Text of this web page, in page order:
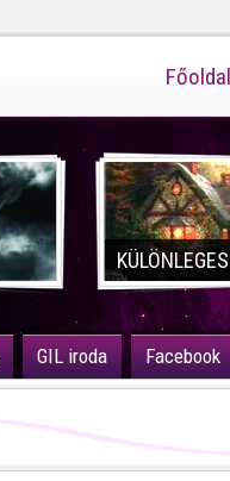
Főoldal
GIL iroda Facebook